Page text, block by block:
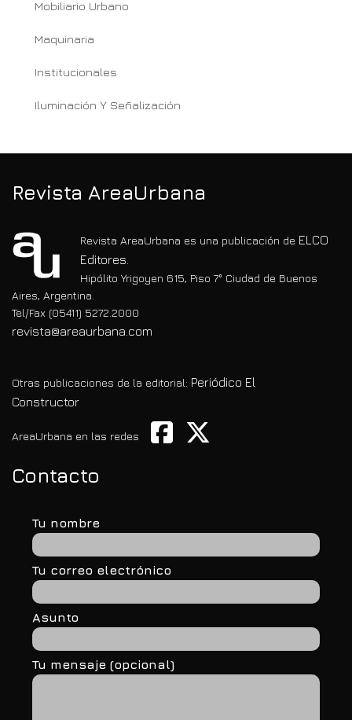
Mobiliario Urbano
Maquinaria
Institucionales
Iluminación Y Señalización
Revista AreaUrbana
Revista AreaUrbana es una publicación de ELCO
Editores.
Hipólito Yrigoyen 615, Piso 7° Ciudad de Buenos
Aires, Argentina.
Tel/Fax (05411) 5272.2000
revista@areaurbana.com
Otras publicaciones de la editorial: Periódico El
Constructor
AreaUrbana en las redes
Contacto
Tu nombre
Tu correo electrónico
Asunto
Tu mensaje (opcional)